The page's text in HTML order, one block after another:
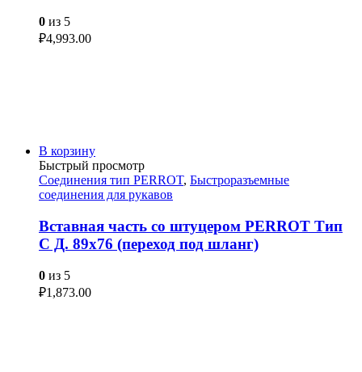
0 из 5
₽4,993.00
В корзину
Быстрый просмотр
Соединения тип PERROT, Быстроразъемные
соединения для рукавов
Вставная часть со штуцером PERROT Тип
C Д. 89х76 (переход под шланг)
0 из 5
₽1,873.00